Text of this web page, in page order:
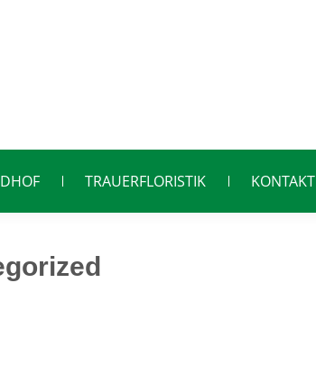
TRAUERFLORISTIK KONTAKT